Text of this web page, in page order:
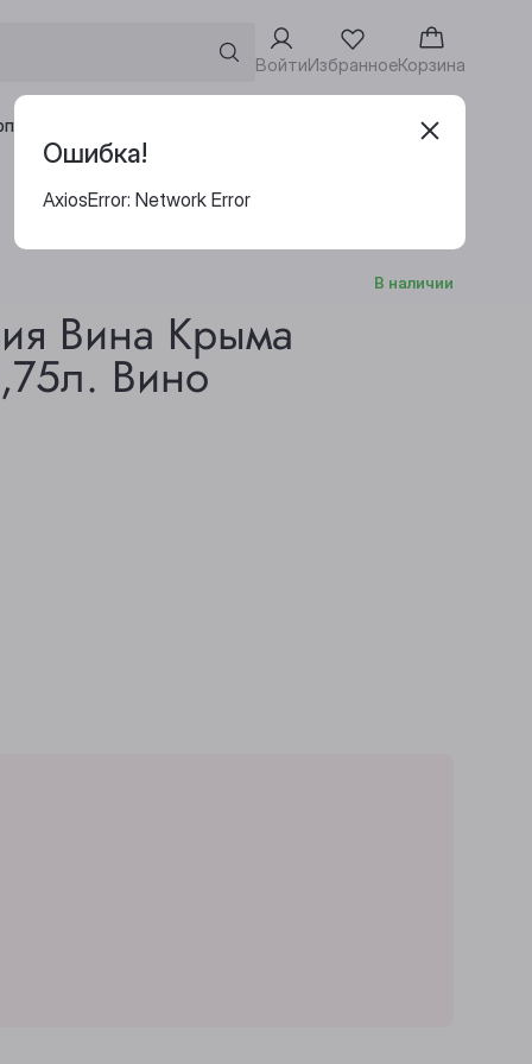
ВойтиИзбранноеКорзина
клиентам Адреса винотек
В наличии
Вина Крыма
Вино
Ошибка!
AxiosError: Network Error